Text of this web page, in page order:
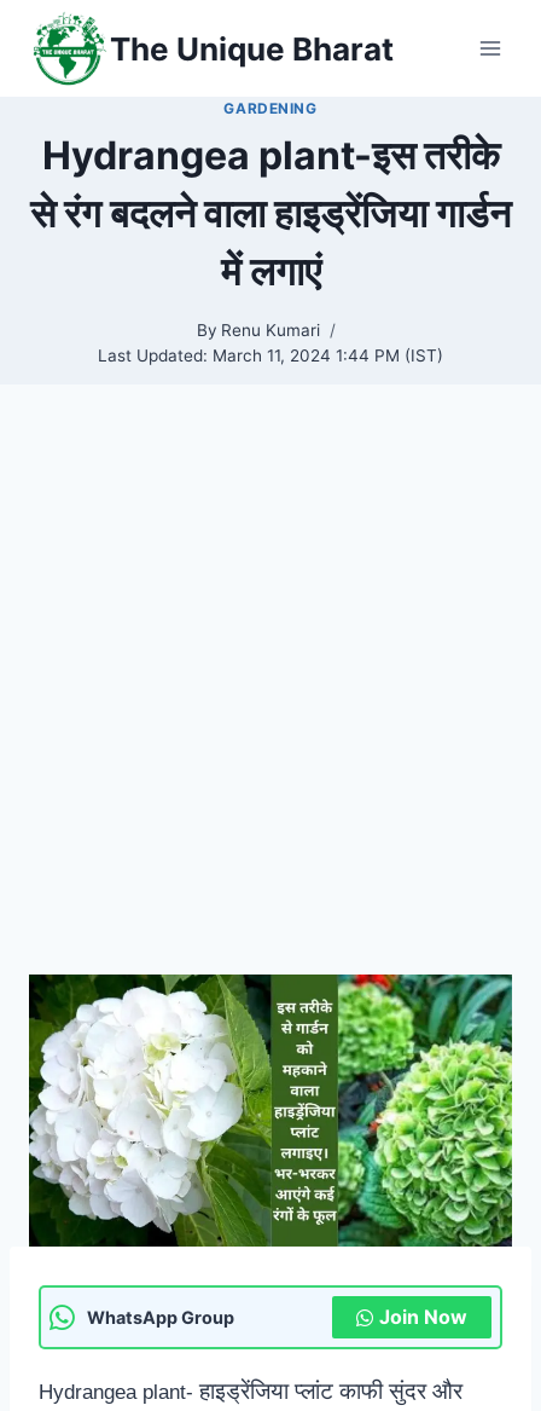
content
The Unique Bharat
GARDENING
Hydrangea plant-इस तरीके
से रंग बदलने वाला हाइड्रेंजिया गार्डन
में लगाएं
By Renu Kumari
Last Updated: March 11, 2024 1:44 PM (IST)
WhatsApp Group Join Now
Hydrangea plant-हाइड्रेंजिया प्लांट काफी सुंदर और